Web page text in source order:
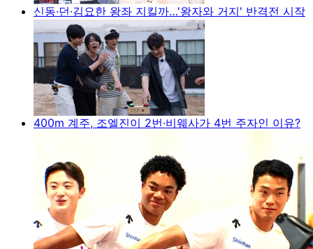
신동·던·김요한 왕좌 지킬까…'왕자와 거지' 반격전 시작
400m 계주, 조엘진이 2번·비웨사가 4번 주자인 이유?